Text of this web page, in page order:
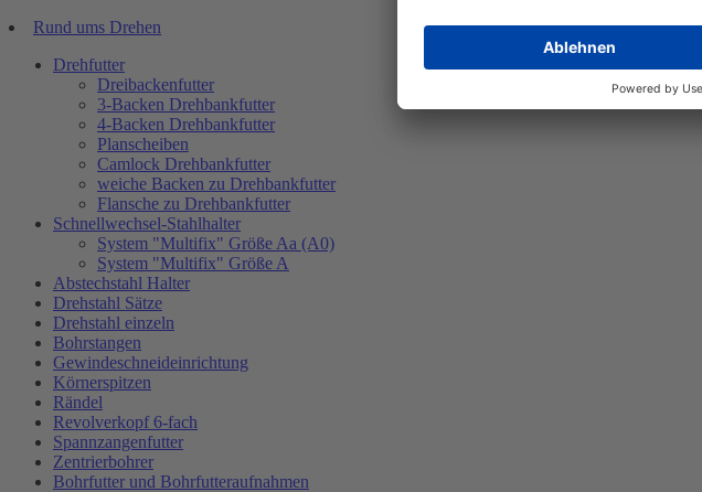
Rund ums Drehen
Drehfutter
Dreibackenfutter
3-Backen Drehbankfutter
4-Backen Drehbankfutter
Planscheiben
Camlock Drehbankfutter
weiche Backen zu Drehbankfutter
Flansche zu Drehbankfutter
Schnellwechsel-Stahlhalter
System "Multifix" Größe Aa (A0)
System "Multifix" Größe A
Abstechstahl Halter
Drehstahl Sätze
Drehstahl einzeln
Bohrstangen
Gewindeschneideinrichtung
Körnerspitzen
Rändel
Revolverkopf 6-fach
Spannzangenfutter
Zentrierbohrer
Bohrfutter und Bohrfutteraufnahmen